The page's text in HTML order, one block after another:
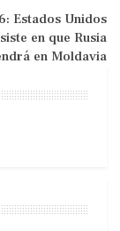
su
el
milicias
iban al
Estados Unidos
en que Rusia
en Moldavia